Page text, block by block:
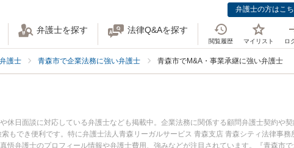
弁護士の方はこ
弁護士を探す 法律Q&Aを探す
閲覧履歴 マイリスト ロ
護士 青森市で企業法務に強い弁護士 青森市でM&A・事業承継に強い弁護士
日面談に対応している弁護士なども掲載中。企業法務に関係する顧問弁護士契約や
もでき便利です。特に弁護士法人青森リーガルサービス 青森支店 青森シティ法律事務
弁護士のプロフィール情報や弁護士費用、強みなどが注目されています。『青森市で